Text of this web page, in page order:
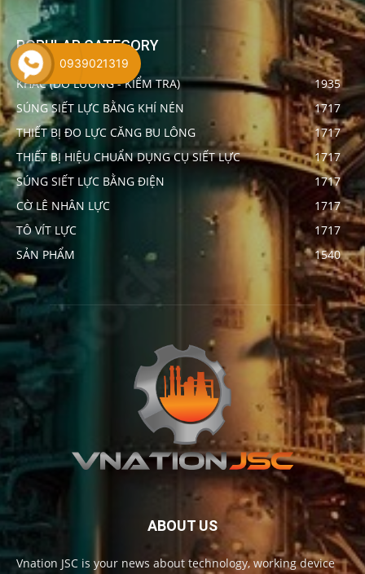
POPULAR CATEGORY
KHÁC (ĐO LƯỜNG - KIỂM TRA)
1935
SÚNG SIẾT LỰC BẰNG KHÍ NÉN
1717
THIẾT BỊ ĐO LỰC CĂNG BU LÔNG
1717
THIẾT BỊ HIỆU CHUẨN DỤNG CỤ SIẾT LỰC
1717
SÚNG SIẾT LỰC BẰNG ĐIỆN
1717
CỜ LÊ NHÂN LỰC
1717
TÔ VÍT LỰC
1717
SẢN PHẨM
1540
ABOUT US
Vnation JSC is your news about technology, working device
0939021319